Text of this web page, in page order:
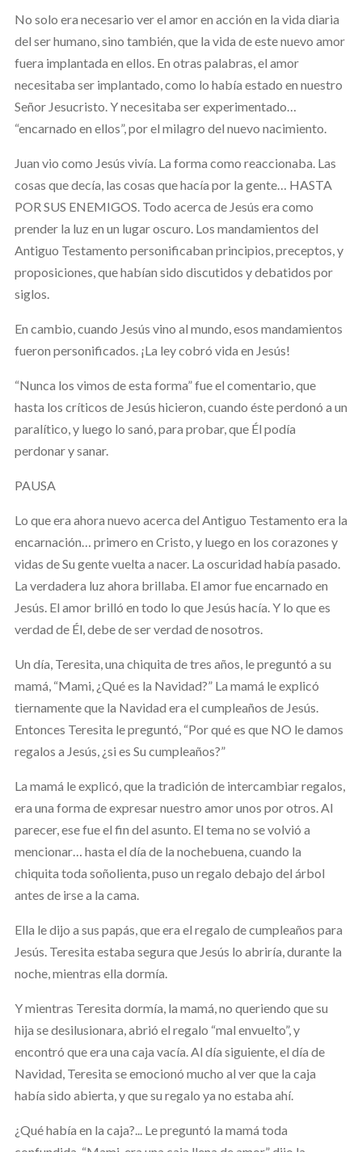
No solo era necesario ver el amor en acción en la vida diaria
del ser humano, sino también, que la vida de este nuevo amor
fuera implantada en ellos. En otras palabras, el amor
necesitaba ser implantado, como lo había estado en nuestro
Señor Jesucristo. Y necesitaba ser experimentado…
“encarnado en ellos”, por el milagro del nuevo nacimiento.
Juan vio como Jesús vivía. La forma como reaccionaba. Las
cosas que decía, las cosas que hacía por la gente… HASTA
POR SUS ENEMIGOS. Todo acerca de Jesús era como
prender la luz en un lugar oscuro. Los mandamientos del
Antiguo Testamento personificaban principios, preceptos, y
proposiciones, que habían sido discutidos y debatidos por
siglos.
En cambio, cuando Jesús vino al mundo, esos mandamientos
fueron personificados. ¡La ley cobró vida en Jesús!
“Nunca los vimos de esta forma” fue el comentario, que
hasta los críticos de Jesús hicieron, cuando éste perdonó a un
paralítico, y luego lo sanó, para probar, que Él podía
perdonar y sanar.
PAUSA
Lo que era ahora nuevo acerca del Antiguo Testamento era la
encarnación… primero en Cristo, y luego en los corazones y
vidas de Su gente vuelta a nacer. La oscuridad había pasado.
La verdadera luz ahora brillaba. El amor fue encarnado en
Jesús. El amor brilló en todo lo que Jesús hacía. Y lo que es
verdad de Él, debe de ser verdad de nosotros.
Un día, Teresita, una chiquita de tres años, le preguntó a su
mamá, “Mami, ¿Qué es la Navidad?” La mamá le explicó
tiernamente que la Navidad era el cumpleaños de Jesús.
Entonces Teresita le preguntó, “Por qué es que NO le damos
regalos a Jesús, ¿si es Su cumpleaños?”
La mamá le explicó, que la tradición de intercambiar regalos,
era una forma de expresar nuestro amor unos por otros. Al
parecer, ese fue el fin del asunto. El tema no se volvió a
mencionar… hasta el día de la nochebuena, cuando la
chiquita toda soñolienta, puso un regalo debajo del árbol
antes de irse a la cama.
Ella le dijo a sus papás, que era el regalo de cumpleaños para
Jesús. Teresita estaba segura que Jesús lo abriría, durante la
noche, mientras ella dormía.
Y mientras Teresita dormía, la mamá, no queriendo que su
hija se desilusionara, abrió el regalo “mal envuelto”, y
encontró que era una caja vacía. Al día siguiente, el día de
Navidad, Teresita se emocionó mucho al ver que la caja
había sido abierta, y que su regalo ya no estaba ahí.
¿Qué había en la caja?... Le preguntó la mamá toda